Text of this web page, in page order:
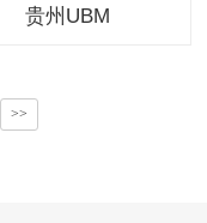
贵州UBM
>>